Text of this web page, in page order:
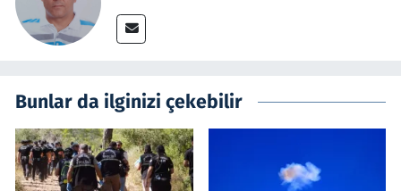
Bunlar da ilginizi çekebilir